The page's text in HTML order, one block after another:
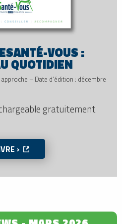
VOUS :
QUOTIDIEN
– Date d’édition : décembre
gratuitement
›